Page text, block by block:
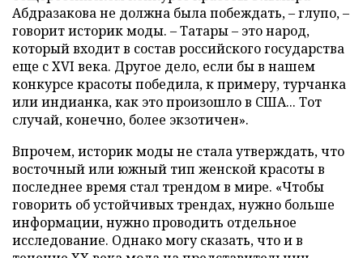
Абдразакова не должна была побеждать, – глупо, –
говорит историк моды. – Татары – это народ,
который входит в состав российского государства
еще с XVI века. Другое дело, если бы в нашем
конкурсе красоты победила, к примеру, турчанка
или индианка, как это произошло в США... Тот
случай, конечно, более экзотичен».
Впрочем, историк моды не стала утверждать, что
восточный или южный тип женской красоты в
последнее время стал трендом в мире. «Чтобы
говорить об устойчивых трендах, нужно больше
информации, нужно проводить отдельное
исследование. Однако могу сказать, что и в